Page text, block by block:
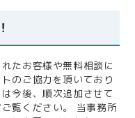
たお客様や無料相談に
のご協力を頂いており
今後、順次追加させて
覧ください。 当事務所